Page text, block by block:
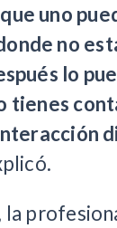
uno
no
lo
tienes
la